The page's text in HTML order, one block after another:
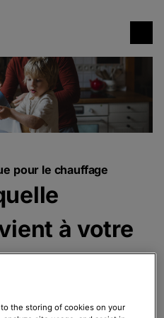
pour le chauffage
à votre
to the storing of cookies on your